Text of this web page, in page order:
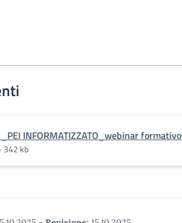
INFORMATIZZATO_webinar formativo
342 kb